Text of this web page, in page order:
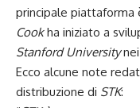
principale piattaforma
Cookha iniziato a
Stanford Universitynei
Ecco alcune note
distribuzione di STK: